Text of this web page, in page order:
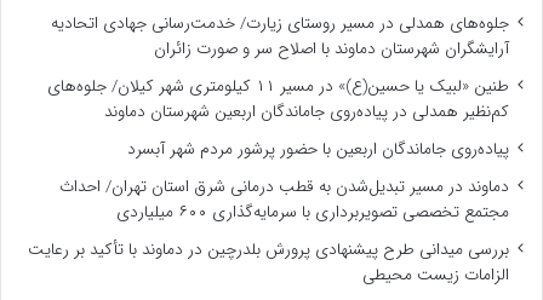
جلوه‌های همدلی در مسیر روستای زیارت/ خدمت‌رسانی جهادی اتحادیه
آرایشگران شهرستان دماوند با اصلاح سر و صورت زائران
طنین «لبیک یا حسین(ع)» در مسیر ۱۱ کیلومتری شهر کیلان/ جلوه‌های
کم‌نظیر همدلی در پیاده‌روی جاماندگان اربعین شهرستان دماوند
پیاده‌روی جاماندگان اربعین با حضور پرشور مردم شهر آبسرد
دماوند در مسیر تبدیل‌شدن به قطب درمانی شرق استان تهران/ احداث
مجتمع تخصصی تصویربرداری با سرمایه‌گذاری ۶۰۰ میلیاردی
بررسی میدانی طرح پیشنهادی پرورش بلدرچین در دماوند با تأکید بر رعایت
الزامات زیست ‌محیطی